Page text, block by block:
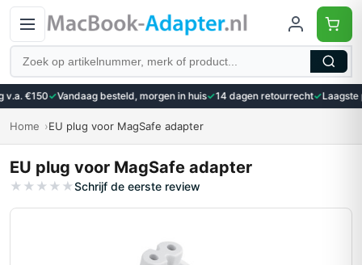
€150✓Vandaag besteld, morgen in huis✓14 dagen retourrecht✓Laagste
Home EU plug voor MagSafe adapter
EU plug voor MagSafe adapter
★ ★ ★ ★ ★Schrijf de eerste review